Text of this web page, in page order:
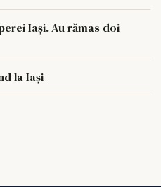
Iași. Au rămas doi
la Iași